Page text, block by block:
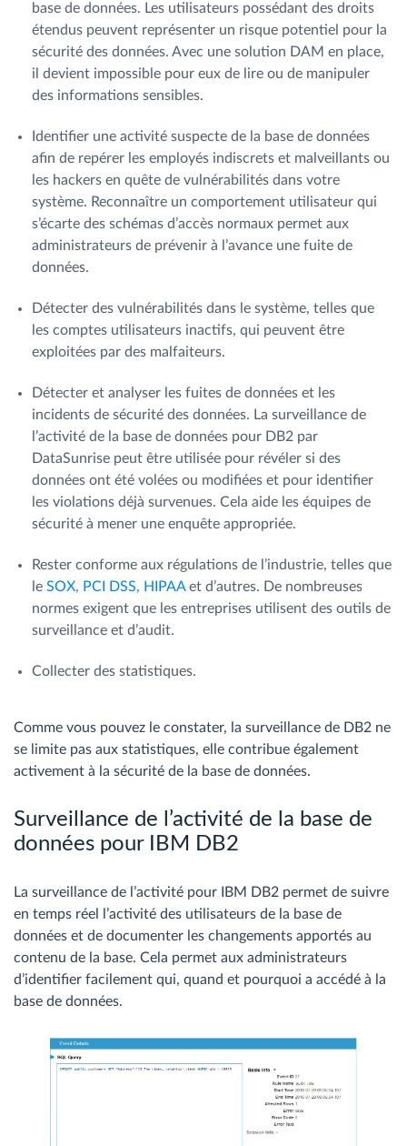
base de données. Les utilisateurs possédant des droits
étendus peuvent représenter un risque potentiel pour la
sécurité des données. Avec une solution DAM en place,
il devient impossible pour eux de lire ou de manipuler
des informations sensibles.
Identifier une activité suspecte de la base de données
afin de repérer les employés indiscrets et malveillants ou
les hackers en quête de vulnérabilités dans votre
système. Reconnaître un comportement utilisateur qui
s’écarte des schémas d’accès normaux permet aux
administrateurs de prévenir à l’avance une fuite de
données.
Détecter des vulnérabilités dans le système, telles que
les comptes utilisateurs inactifs, qui peuvent être
exploitées par des malfaiteurs.
Détecter et analyser les fuites de données et les
incidents de sécurité des données. La surveillance de
l’activité de la base de données pour DB2 par
DataSunrise peut être utilisée pour révéler si des
données ont été volées ou modifiées et pour identifier
les violations déjà survenues. Cela aide les équipes de
sécurité à mener une enquête appropriée.
Rester conforme aux régulations de l’industrie, telles que
le SOX, PCI DSS, HIPAAet d’autres. De nombreuses
normes exigent que les entreprises utilisent des outils de
surveillance et d’audit.
Collecter des statistiques.
Comme vous pouvez le constater, la surveillance de DB2 ne
se limite pas aux statistiques, elle contribue également
activement à la sécurité de la base de données.
Surveillance de l’activité de la base de
données pour IBM DB2
La surveillance de l’activité pour IBM DB2 permet de suivre
en temps réel l’activité des utilisateurs de la base de
données et de documenter les changements apportés au
contenu de la base. Cela permet aux administrateurs
d’identifier facilement qui, quand et pourquoi a accédé à la
base de données.